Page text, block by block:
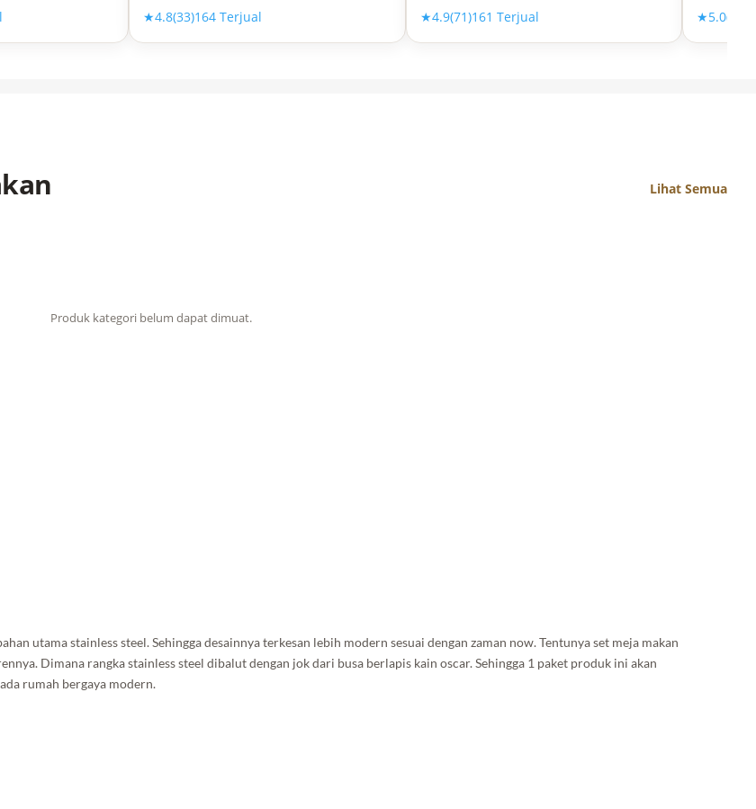
★4.8(33)164 Terjual
★4.9(71)161 Terjual
★5.0(31)
Lihat Semua
Produk kategori belum dapat dimuat.
utama stainless steel. Sehingga desainnya terkesan lebih modern sesuai dengan zaman now. Tentunya set meja makan
Dimana rangka stainless steel dibalut dengan jok dari busa berlapis kain oscar. Sehingga 1 paket produk ini akan
rumah bergaya modern.